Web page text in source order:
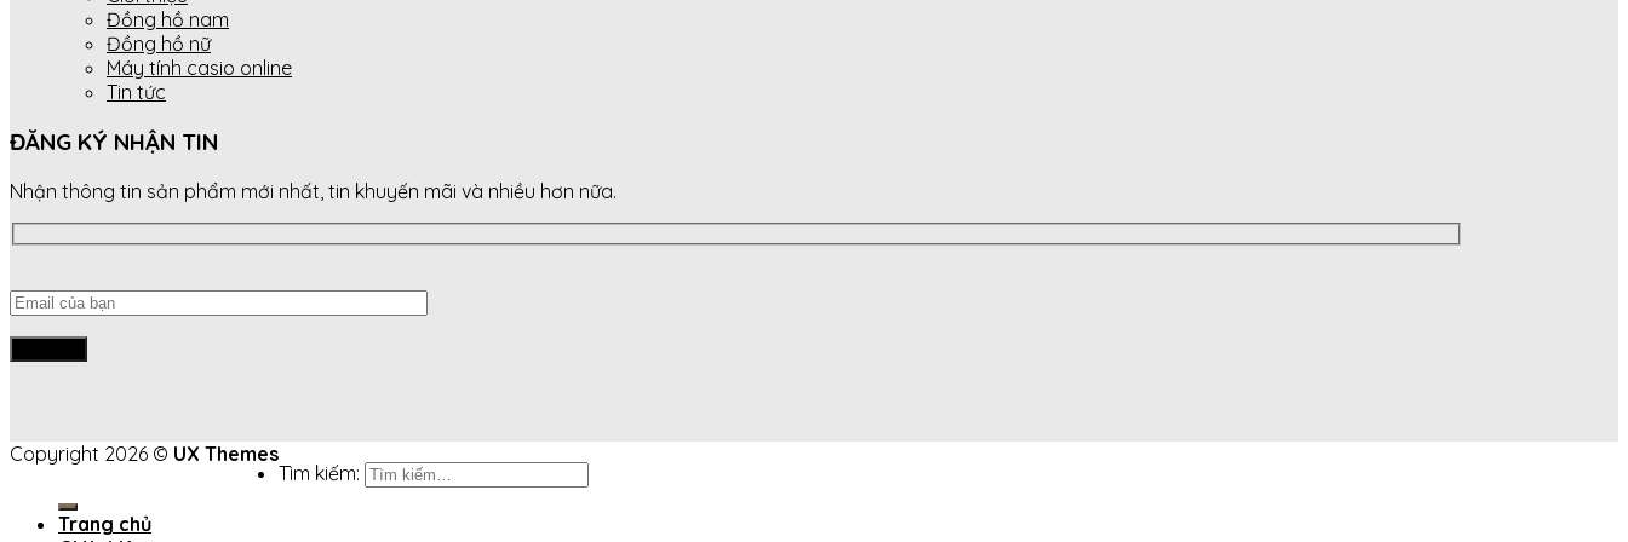
Đồng hồ nam
Đồng hồ nữ
Máy tính casio online
Tin tức
ĐĂNG KÝ NHẬN TIN
Nhận thông tin sản phẩm mới nhất, tin khuyến mãi và nhiều hơn nữa.
Copyright 2026 © UX Themes
Tìm kiếm:
Trang chủ